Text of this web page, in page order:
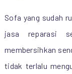
Sofa yang sudah
jasa reparasi
membersihkan
tidak terlalu